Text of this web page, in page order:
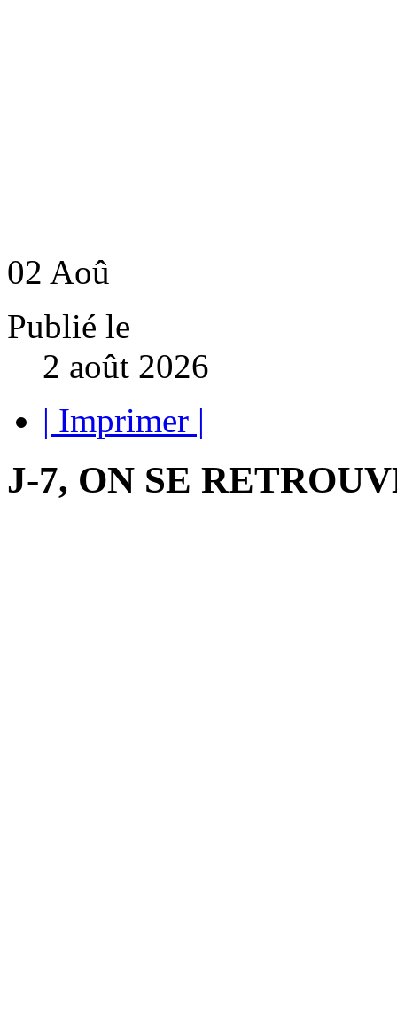
02 Aoû
Publié le
2 août 2026
| Imprimer |
J-7, ON SE